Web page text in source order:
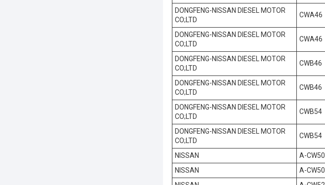
DONGFENG-NISSAN DIESEL MOTOR
CO;LTD
CWA46
DONGFENG-NISSAN DIESEL MOTOR
CO;LTD
CWA46
DONGFENG-NISSAN DIESEL MOTOR
CO;LTD
CWB46
DONGFENG-NISSAN DIESEL MOTOR
CO;LTD
CWB46
DONGFENG-NISSAN DIESEL MOTOR
CO;LTD
CWB54
DONGFENG-NISSAN DIESEL MOTOR
CO;LTD
CWB54
NISSAN A-CW50
NISSAN
A-CW50